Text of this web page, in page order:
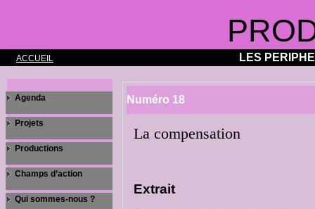
ACCUEIL LES
Numéro 18
La compensation
Extrait
Agenda
Projets
Productions
Champs d’action
Qui sommes-nous ?